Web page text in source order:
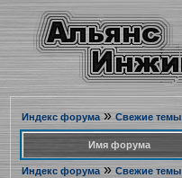
Индекс форума» Свежие темы
Имя форума
Индекс форума » Свежие темы